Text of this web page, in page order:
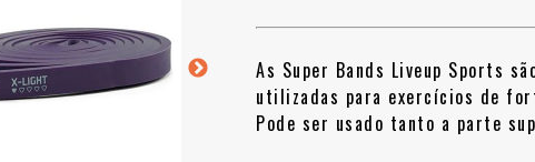
As Super Bands Liveup Sports
utilizadas para exercícios de
Pode ser usado tanto a parte